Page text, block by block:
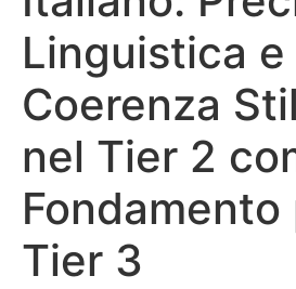
Linguistica e
Coerenza
nel Tier 2
Fondamento
Tier 3